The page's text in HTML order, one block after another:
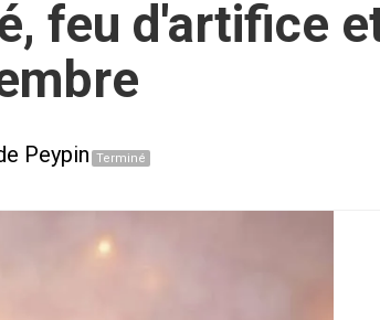
feu d'artifice
Peypin Terminé